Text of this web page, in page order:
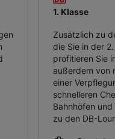
1. Klasse
Zusätzlich zu
die Sie in der
profitieren Sie
außerdem von
einer
schnelleren
Bahnhöfen
zu den DB-